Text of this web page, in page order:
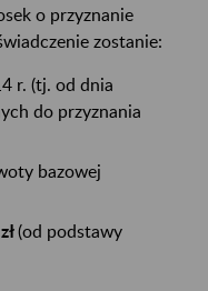
o przyznanie
zostanie:
r. (tj. od dnia
do przyznania
bazowej
(od podstawy